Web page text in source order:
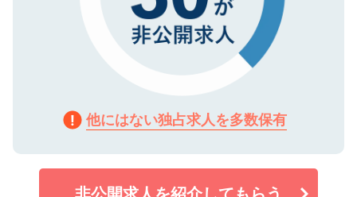
他にはない独占求人を多数保有